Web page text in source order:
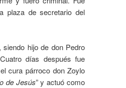
plaza de secretario del
hijo de don Pedro
días después fue
cura párroco don Zoylo
de Jesús” y actuó como